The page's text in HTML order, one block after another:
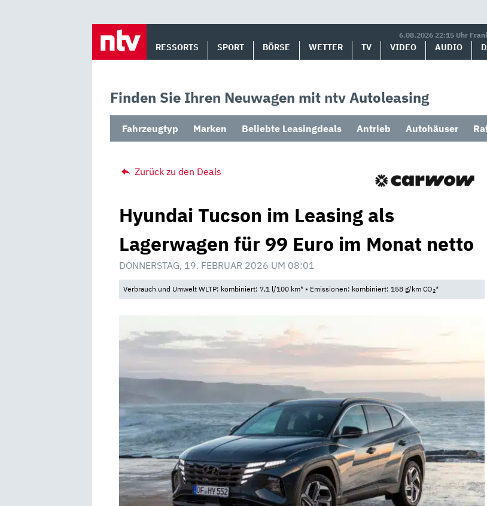
6.08.2026 22:15 Uhr
RESSORTS SPORT BÖRSE WETTER TV VIDEO AUDIO
Finden Sie Ihren Neuwagen mit ntv Autoleasing
Fahrzeugtyp Marken Beliebte Leasingdeals Antrieb Autohäuser
Zurück zu den Deals
Hyundai Tucson im Leasing als
Lagerwagen für 99 Euro im Monat netto
DONNERSTAG, 19. FEBRUAR 2026 UM 08:01
Verbrauch und Umwelt WLTP: kombiniert: 7,1 l/100 km* • Emissionen: kombiniert: 158 g/km CO2*